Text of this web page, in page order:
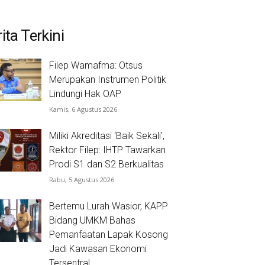
Terkini
Filep Wamafma: Otsus
Merupakan Instrumen Politik
Lindungi Hak OAP
Kamis, 6 Agustus 2026
Miliki Akreditasi ‘Baik Sekali’,
Rektor Filep: IHTP Tawarkan
Prodi S1 dan S2 Berkualitas
Rabu, 5 Agustus 2026
Bertemu Lurah Wasior, KAPP
Bidang UMKM Bahas
Pemanfaatan Lapak Kosong
Jadi Kawasan Ekonomi